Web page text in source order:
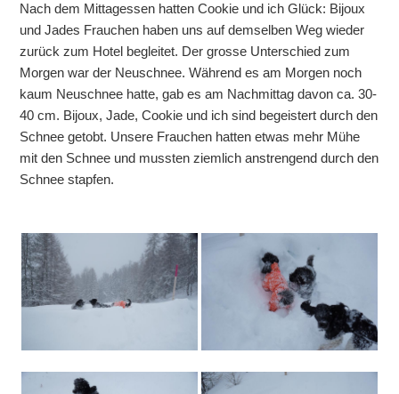
Nach dem Mittagessen hatten Cookie und ich Glück: Bijoux
und Jades Frauchen haben uns auf demselben Weg wieder
zurück zum Hotel begleitet. Der grosse Unterschied zum
Morgen war der Neuschnee. Während es am Morgen noch
kaum Neuschnee hatte, gab es am Nachmittag davon ca. 30-
40 cm. Bijoux, Jade, Cookie und ich sind begeistert durch den
Schnee getobt. Unsere Frauchen hatten etwas mehr Mühe
mit den Schnee und mussten ziemlich anstrengend durch den
Schnee stapfen.